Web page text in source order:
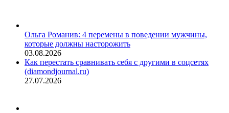
Ольга Романив: 4 перемены в поведении мужчины,
которые должны насторожить
03.08.2026
Как перестать сравнивать себя с другими в соцсетях
(diamondjournal.ru)
27.07.2026